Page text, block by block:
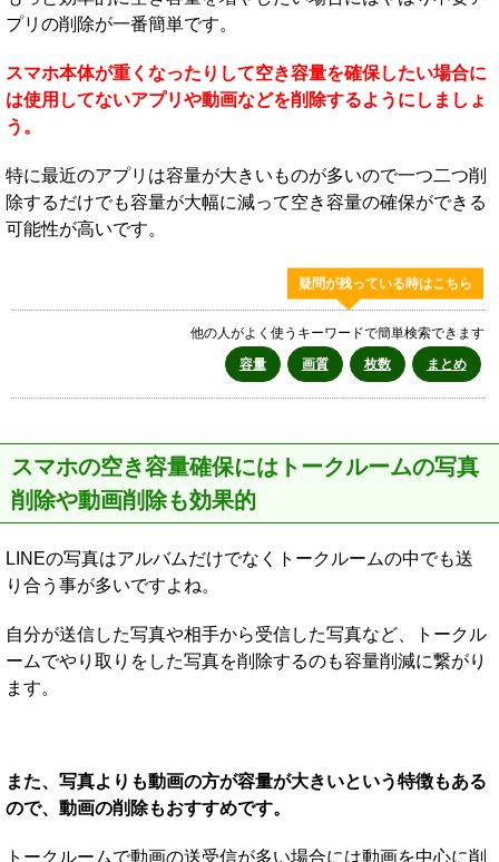
プリの削除が一番簡単です。
スマホ本体が重くなったりして空き容量を確保したい場合に
は使用してないアプリや動画などを削除するようにしましょ
う。
特に最近のアプリは容量が大きいものが多いので一つ二つ削
除するだけでも容量が大幅に減って空き容量の確保ができる
可能性が高いです。
疑問が残っている時はこちら
他の人がよく使うキーワードで簡単検索できます
容量
画質 枚数 まとめ
スマホの空き容量確保にはトークルームの写真
削除や動画削除も効果的
LINEの写真はアルバムだけでなくトークルームの中でも送
り合う事が多いですよね。
自分が送信した写真や相手から受信した写真など、トークル
ームでやり取りをした写真を削除するのも容量削減に繋がり
ます。
また、写真よりも動画の方が容量が大きいという特徴もある
ので、動画の削除もおすすめです。
トークルームで動画の送受信が多い場合には動画を中心に削